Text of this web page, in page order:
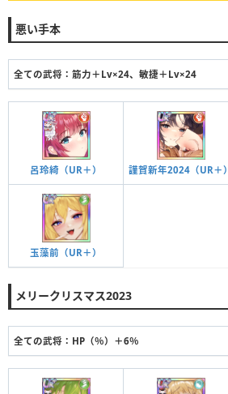
悪い手本
全ての武将：筋力＋Lv×24、敏捷＋Lv×24
呂玲綺（UR＋） 謹賀新年2024（UR＋）
玉藻前（UR＋）
メリークリスマス2023
全ての武将：HP（％）＋6％